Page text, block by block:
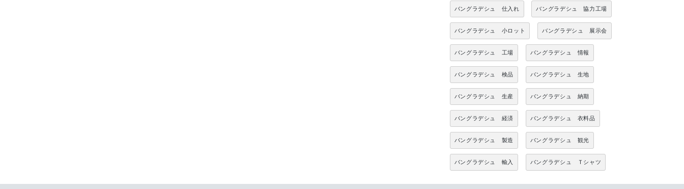
バングラデシュ 仕入れ バングラデシュ 協力工場
バングラデシュ 小ロット バングラデシュ 展示会
バングラデシュ 工場 バングラデシュ 情報
バングラデシュ 検品 バングラデシュ 生地
バングラデシュ 生産 バングラデシュ 納期
バングラデシュ 経済 バングラデシュ 衣料品
バングラデシュ 製造 バングラデシュ 観光
バングラデシュ 輸入 バングラデシュ Ｔシャツ